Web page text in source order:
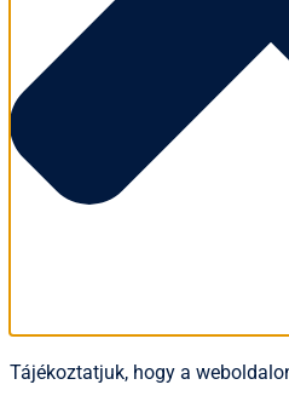
Tájékoztatjuk, hogy a